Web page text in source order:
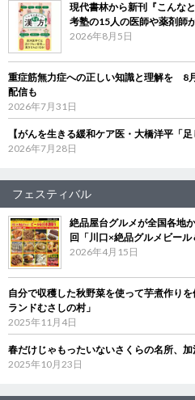
現代書林から新刊『こんな
考塾の15人の医師や薬剤師
2026年8月5日
重症筋無力症への正しい知識と理解を 8
配信も
2026年7月31日
【がんを生きる緩和ケア医・大橋洋平「
2026年7月28日
フェスティバル
絶品屋台グルメが全国各地
回「川口×絶品グルメビー
2026年4月15日
自分で収穫した秋野菜を使って芋煮作り
ランドむさしの村」
2025年11月4日
春だけじゃもったいないさくらの名所、
2025年10月23日